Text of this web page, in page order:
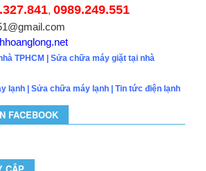
, 0989.249.551
TPHCM | Sửa chữa máy giặt tại nhà
lạnh | Sửa chữa máy lạnh | Tin tức điện lạnh
FACEBOOK
CẬP